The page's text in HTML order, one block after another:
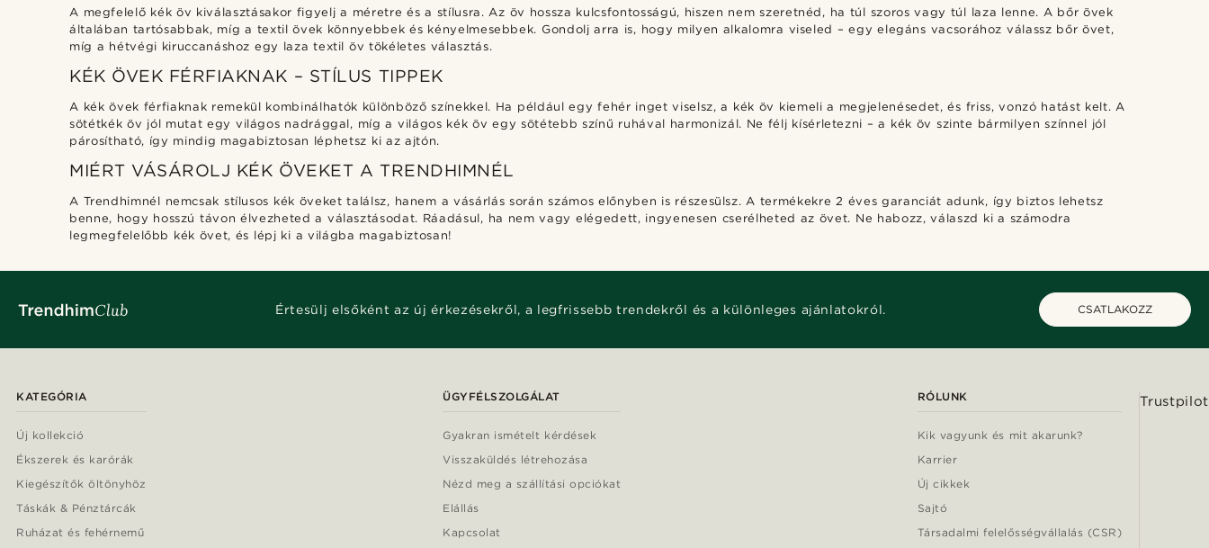
A megfelelő kék öv kiválasztásakor figyelj a méretre és a stílusra. Az öv hossza kulcsfontosságú, hiszen nem szeretnéd, ha túl szoros vagy túl laza lenne. A bőr övek
általában tartósabbak, míg a textil övek könnyebbek és kényelmesebbek. Gondolj arra is, hogy milyen alkalomra viseled – egy elegáns vacsorához válassz bőr övet,
míg a hétvégi kiruccanáshoz egy laza textil öv tökéletes választás.
KÉK ÖVEK FÉRFIAKNAK – STÍLUS TIPPEK
A kék övek férfiaknak remekül kombinálhatók különböző színekkel. Ha például egy fehér inget viselsz, a kék öv kiemeli a megjelenésedet, és friss, vonzó hatást kelt. A
sötétkék öv jól mutat egy világos nadrággal, míg a világos kék öv egy sötétebb színű ruhával harmonizál. Ne félj kísérletezni – a kék öv szinte bármilyen színnel jól
párosítható, így mindig magabiztosan léphetsz ki az ajtón.
MIÉRT VÁSÁROLJ KÉK ÖVEKET A TRENDHIMNÉL
A Trendhimnél nemcsak stílusos kék öveket találsz, hanem a vásárlás során számos előnyben is részesülsz. A termékekre 2 éves garanciát adunk, így biztos lehetsz
benne, hogy hosszú távon élvezheted a választásodat. Ráadásul, ha nem vagy elégedett, ingyenesen cserélheted az övet. Ne habozz, válaszd ki a számodra
legmegfelelőbb kék övet, és lépj ki a világba magabiztosan!
Értesülj elsőként az új érkezésekről, a legfrissebb trendekről és a különleges ajánlatokról. CSATLAKOZZ
KATEGÓRIA
Új kollekció
Ékszerek és karórák
Kiegészítők öltönyhöz
Táskák & Pénztárcák
Ruházat és fehérnemű
ÜGYFÉLSZOLGÁLAT
Gyakran ismételt kérdések
Visszaküldés létrehozása
Nézd meg a szállítási opciókat
Elállás
Kapcsolat
RÓLUNK
Kik vagyunk és mit akarunk?
Karrier
Új cikkek
Sajtó
Társadalmi felelősségvállalás (CSR)
Trustpilot